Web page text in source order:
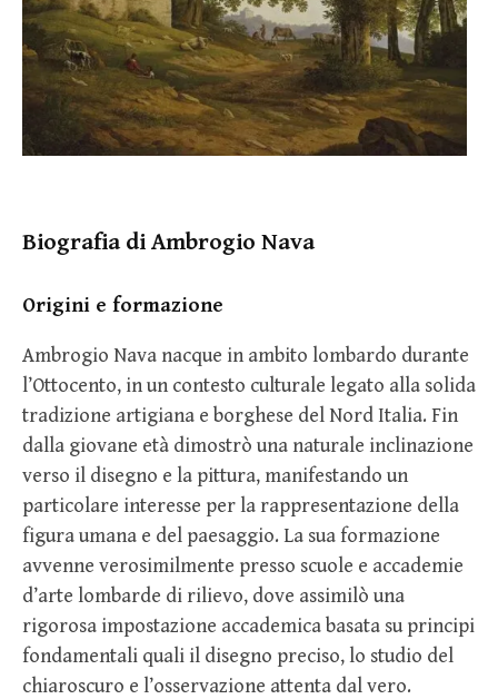
Biografia di Ambrogio Nava
Origini e formazione
Ambrogio Nava nacque in ambito lombardo durante
l’Ottocento, in un contesto culturale legato alla solida
tradizione artigiana e borghese del Nord Italia. Fin
dalla giovane età dimostrò una naturale inclinazione
verso il disegno e la pittura, manifestando un
particolare interesse per la rappresentazione della
figura umana e del paesaggio. La sua formazione
avvenne verosimilmente presso scuole e accademie
d’arte lombarde di rilievo, dove assimilò una
rigorosa impostazione accademica basata su principi
fondamentali quali il disegno preciso, lo studio del
chiaroscuro e l’osservazione attenta dal vero.